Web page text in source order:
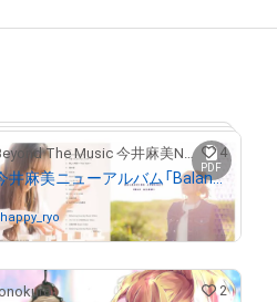
# 1/100
PDF
Beyond The Music 今井麻美NFTストア 4
今井麻美ニューアルバム「Balancing Journey」のCDデジタルブックレットNFT（DVD付き版）
happy_ryoさんが保有中
2